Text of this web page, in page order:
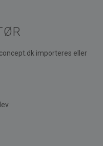
importeres eller